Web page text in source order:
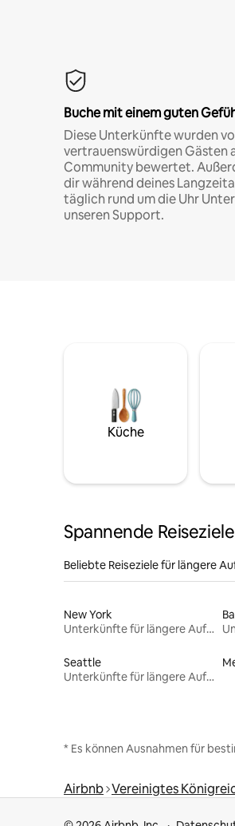
Buche mit einem guten
Diese Unterkünfte wurden
vertrauenswürdigen Gästen
Community bewertet.
dir während deines
täglich rund um die Uhr
unseren Support.
Küche
Spannende Reiseziele
Beliebte Reiseziele für längere
New York
Unterkünfte für längere Aufenthalte
Seattle
Unterkünfte für längere Aufenthalte
* Es können Ausnahmen für
Airbnb Vereinigtes